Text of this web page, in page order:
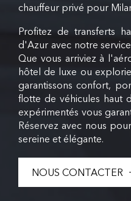
chauffeur privé pour
Profitez de transferts
d'Azur avec notre
Que vous arriviez à
hôtel de luxe ou
garantissons confort,
flotte de véhicules haut
expérimentés vous
Réservez avec nous
sereine et élégante.
NOUS CONTACTER